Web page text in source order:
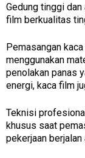
Gedung tinggi
film berkualitas
Pemasangan
menggunakan
penolakan panas
energi, kaca film
Teknisi
khusus saat
pekerjaan